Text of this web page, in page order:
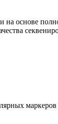
на основе